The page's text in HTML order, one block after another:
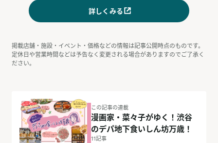
詳しくみる
掲載店舗・施設・イベント・価格などの情報は記事公開時点のものです。
定休日や営業時間などは予告なく変更される場合がありますのでご了承く
ださい。
この記事の連載
漫画家・菜々子がゆく！渋谷
のデパ地下食いしん坊万歳！
11記事